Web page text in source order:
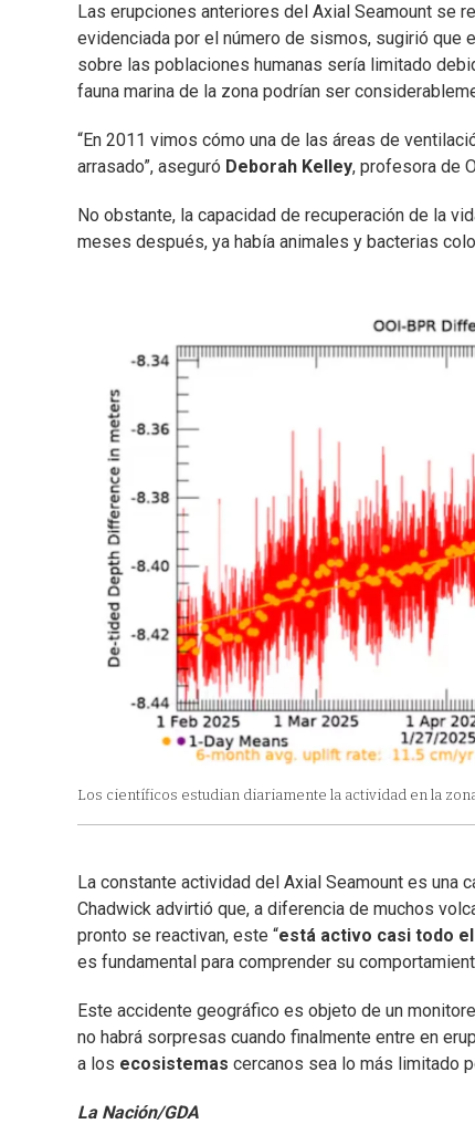
Las erupciones anteriores del Axial Seamount se
evidenciada por el número de sismos, sugirió que
sobre las poblaciones humanas sería limitado
fauna marina de la zona podrían ser
“En 2011 vimos cómo una de las áreas de
arrasado”, aseguró Deborah Kelley, profesora de
No obstante, la capacidad de recuperación de la
meses después, ya había animales y bacterias
Los científicos estudian diariamente la actividad en la
La constante actividad del Axial Seamount es
Chadwick advirtió que, a diferencia de muchos
pronto se reactivan, este “está activo casi todo
es fundamental para comprender su
Este accidente geográfico es objeto de un
no habrá sorpresas cuando finalmente entre en
a los ecosistemas cercanos sea lo más limitado
La Nación/GDA